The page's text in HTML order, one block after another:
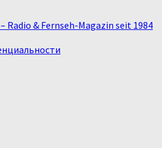
Radio & Fernseh-Magazin seit 1984